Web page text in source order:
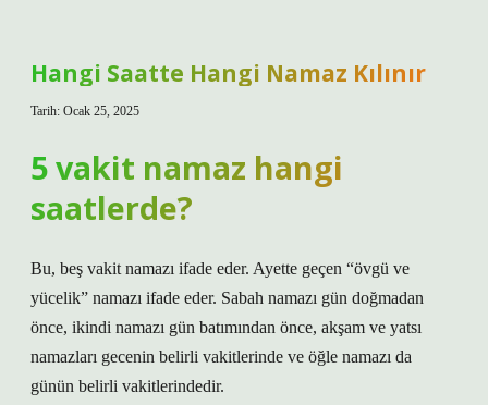
Hangi Saatte Hangi Namaz Kılınır
Tarih: Ocak 25, 2025
5 vakit namaz hangi
saatlerde?
Bu, beş vakit namazı ifade eder. Ayette geçen “övgü ve
yücelik” namazı ifade eder. Sabah namazı gün doğmadan
önce, ikindi namazı gün batımından önce, akşam ve yatsı
namazları gecenin belirli vakitlerinde ve öğle namazı da
günün belirli vakitlerindedir.